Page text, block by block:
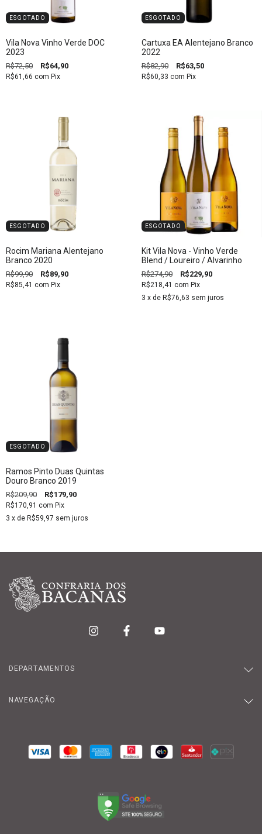
ESGOTADO
Vila Nova Vinho Verde DOC
2023
R$72,50 R$64,90
R$61,66 com Pix
ESGOTADO
Cartuxa EA Alentejano Branco
2022
R$82,90 R$63,50
R$60,33 com Pix
ESGOTADO
Rocim Mariana Alentejano
Branco 2020
R$99,90 R$89,90
R$85,41 com Pix
ESGOTADO
Kit Vila Nova - Vinho Verde
Blend / Loureiro / Alvarinho
R$274,90 R$229,90
R$218,41 com Pix
3 x de R$76,63 sem juros
ESGOTADO
Ramos Pinto Duas Quintas
Douro Branco 2019
R$209,90 R$179,90
R$170,91 com Pix
3 x de R$59,97 sem juros
DEPARTAMENTOS
NAVEGAÇÃO